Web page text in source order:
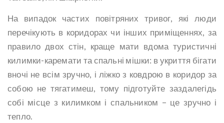
На випадок частих повітряних тривог, які люди
перечікують в коридорах чи інших приміщеннях, за
правило двох стін, краще мати вдома туристичні
килимки-каремати та спальні мішки: в укриття бігати
вночі не всім зручно, і ліжко з ковдрою в коридор за
собою не тягатимеш, тому підготуйте заздалегідь
собі місце з килимком і спальником – це зручно і
тепло.